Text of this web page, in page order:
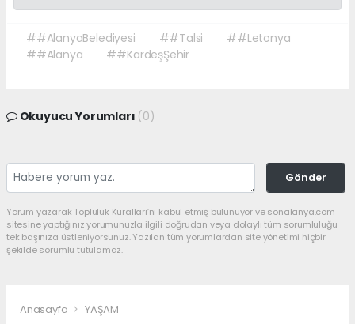
##AlanyaBelediyesi ##Talsi
##Letonya
##Alanya
##KardeşŞehir
Okuyucu Yorumları (0)
Gönder
Yorum yazarak Topluluk Kuralları’nı kabul etmiş bulunuyor ve sonalanya.com
sitesine yaptığınız yorumunuzla ilgili doğrudan veya dolaylı tüm sorumluluğu
tek başınıza üstleniyorsunuz. Yazılan tüm yorumlardan site yönetimi hiçbir
şekilde sorumlu tutulamaz.
Anasayfa YAŞAM